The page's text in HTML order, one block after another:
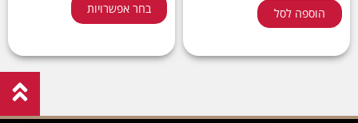
הוספה לסל בחר אפשרויות